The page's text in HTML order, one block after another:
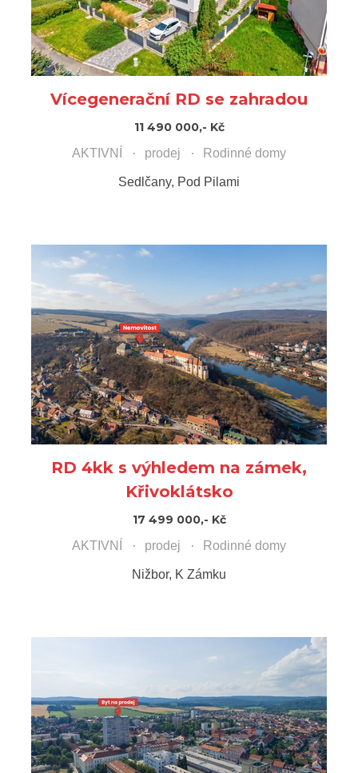
Vícegenerační RD se zahradou
11 490 000,- Kč
AKTIVNÍ prodej Rodinné domy
Sedlčany, Pod Pilami
RD 4kk s výhledem na zámek,
Křivoklátsko
17 499 000,- Kč
AKTIVNÍ prodej Rodinné domy
Nižbor, K Zámku